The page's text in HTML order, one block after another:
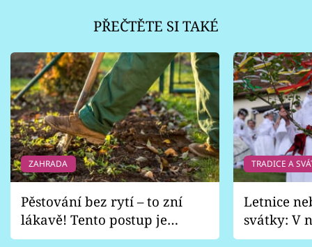
PŘEČTĚTE SI TAKÉ
ZAHRADA
Pěstování bez rytí – to zní
lákavě! Tento postup je
vhodný jen pro některé
TRADICE A
Letnice
svátky: V
pondělí